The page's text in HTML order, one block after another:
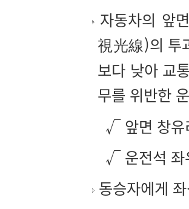
자동차의 앞
視光線)의 투
보다 낮아 교
무를 위반한
√ 앞면 창유
√ 운전석 좌
동승자에게